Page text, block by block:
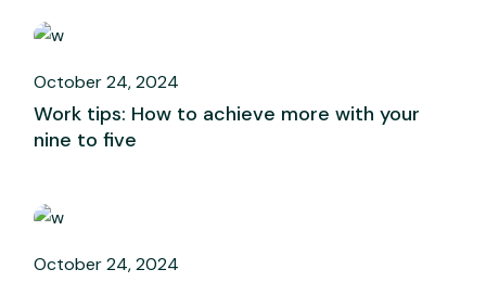
October 24, 2024
Work tips: How to achieve more with your
nine to five
October 24, 2024